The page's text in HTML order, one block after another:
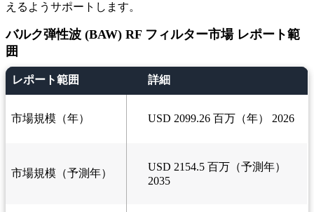
えるようサポートします。
バルク弾性波 (BAW) RF フィルター市場 レポート範
囲
レポート範囲 詳細
市場規模（年） USD 2099.26 百万（年） 2026
市場規模（予測年）
USD 2154.5 百万（予測年）
2035